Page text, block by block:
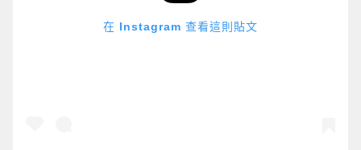
在 Instagram 查看這則貼文